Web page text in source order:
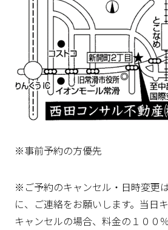
※事前予約の方優先
※ご予約のキャンセル・日時変更
に、ご連絡をお願いします。当日
キャンセルの場合、料金の１００